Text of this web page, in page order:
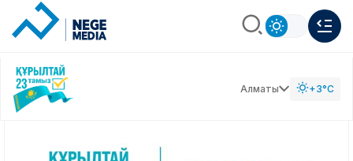
Алматы +3°C